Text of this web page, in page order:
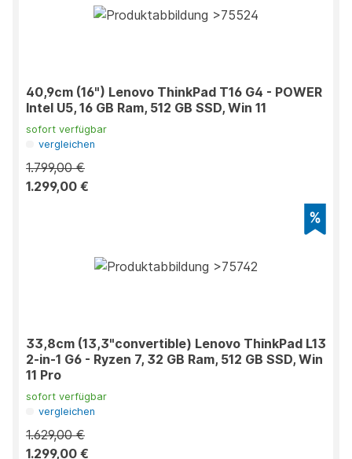
40,9cm (16") Lenovo ThinkPad T16 G4 - POWER
Intel U5, 16 GB Ram, 512 GB SSD, Win 11
sofort verfügbar
vergleichen
1.799,00 €
1.299,00 €
33,8cm (13,3"convertible) Lenovo ThinkPad L13
2-in-1 G6 - Ryzen 7, 32 GB Ram, 512 GB SSD, Win
11 Pro
sofort verfügbar
vergleichen
1.629,00 €
1.299,00 €